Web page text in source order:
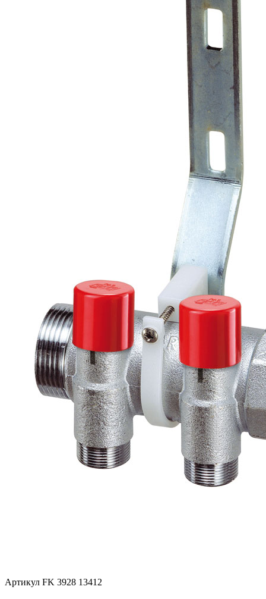
Артикул FK 3928 13412